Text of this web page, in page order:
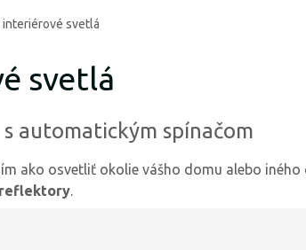
interiérové svetlá
svetlá
automatickým spínačom
ako osvetliť okolie vášho domu alebo iného
reflektory.